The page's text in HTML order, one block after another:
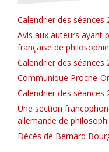
Calendrier des séances
Avis aux auteurs ayant
française de
Calendrier des séances
Communiqué Proche-
Calendrier des séances
Une section
allemande de
Décès de Bernard